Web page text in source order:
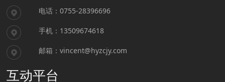
电话：0755-28396696
手机：13509674618
邮箱：vincent@hyzcjy.com
互动平台